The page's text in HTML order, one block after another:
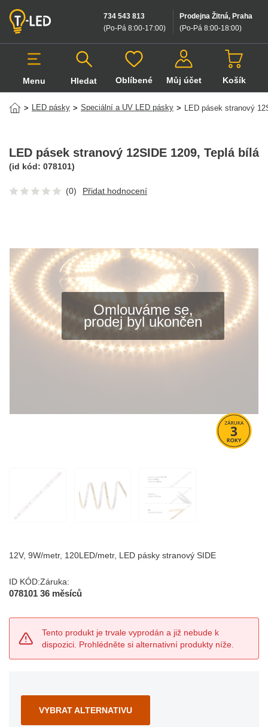
Prodejna Žitná, Praha
(Po-Pá 8:00-18:00)
734 543 813
(Po-Pá 8:00-17:00)
Menu Hledat
Hledat v produktech
Oblíbené Můj účet Košík
> LED pásky > Speciální a UV LED pásky > LED pásek stranový
Omlouváme se,
prodej byl ukončen
LED pásek stranový 12SIDE 1209, Teplá bílá
(id kód: 078101)
(0) Přidat hodnocení
12V, 9W/metr, 120LED/metr, LED pásky stranový SIDE
ID KÓD:
078101
Záruka:
36 měsíců
Tento produkt je trvale vyprodán a již nebude k
dispozici. Prohlédněte si alternativní produkty níže.
VYBRAT ALTERNATIVU